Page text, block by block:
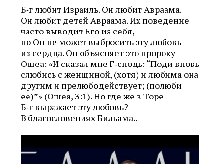
Б‑г любит Израиль. Он любит Авраама.
Он любит детей Авраама. Их поведение
часто выводит Его из себя,
но Он не может выбросить эту любовь
из сердца. Он объясняет это пророку
Ошеа: «И сказал мне Г‑сподь: “Поди вновь
слюбись с женщиной, (хотя) и любима она
другим и прелюбодействует; (полюби
ее)”» (Ошеа, 3:1). Но где же в Торе
Б‑г выражает эту любовь?
В благословениях Бильама...